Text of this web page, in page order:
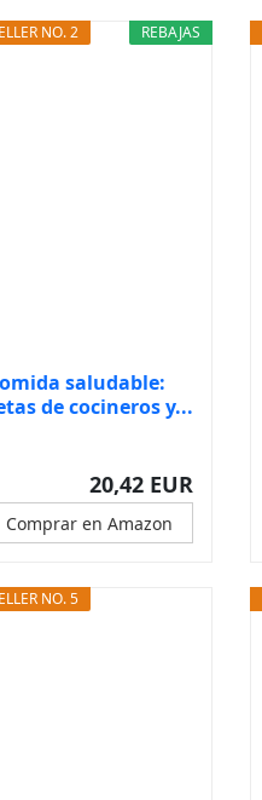
REBAJAS
NO. 2
saludable:
de cocineros y...
20,42 EUR
Comprar en Amazon
NO. 5